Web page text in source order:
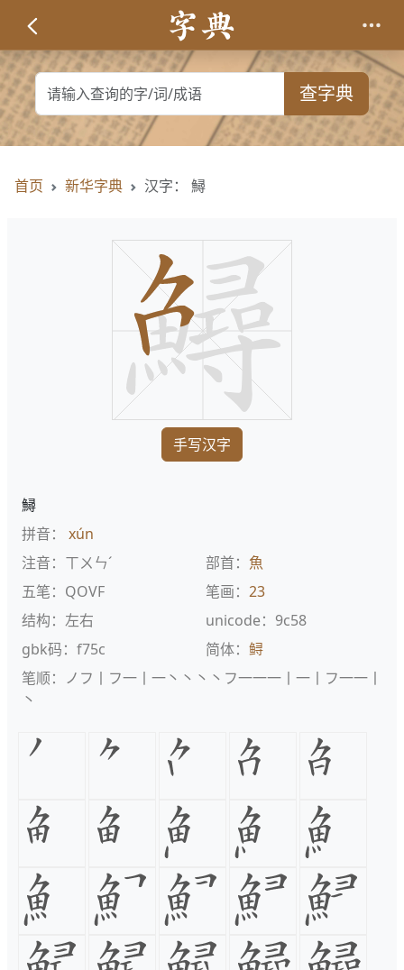
查字典
首页 新华字典 汉字： 鱘
手写汉字
鱘
拼音： xún
注音：ㄒㄨㄣˊ
部首： 魚
五笔：QOVF
笔画： 23
结构：左右
unicode：9c58
gbk码：f75c
简体： 鲟
笔顺：ノフ丨フ一丨一丶丶丶丶フ一一一丨一丨フ一一丨
丶